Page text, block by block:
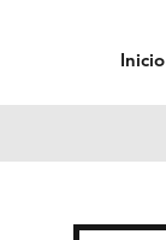
Inicio